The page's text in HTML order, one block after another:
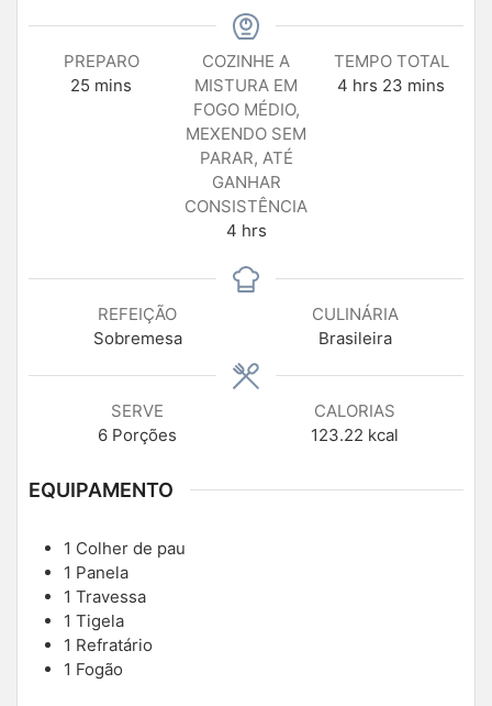
PREPARO
25 mins
COZINHE A
MISTURA EM
FOGO MÉDIO,
MEXENDO SEM
PARAR, ATÉ
GANHAR
CONSISTÊNCIA
4 hrs
TEMPO TOTAL
4 hrs 23 mins
REFEIÇÃO
Sobremesa
CULINÁRIA
Brasileira
SERVE
6 Porções
CALORIAS
123.22 kcal
EQUIPAMENTO
1 Colher de pau
1 Panela
1 Travessa
1 Tigela
1 Refratário
1 Fogão